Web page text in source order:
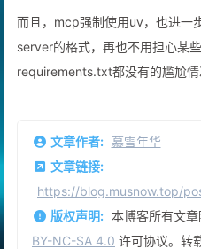
而且，mcp强制使用uv，也进一
server的格式，再也不用担心某
requirements.txt都没有的尴尬情
文章作者: 慕雪年华
文章链接:
https://blog.musnow.top/
版权声明: 本博客所有文
BY-NC-SA 4.0 许可协议。转